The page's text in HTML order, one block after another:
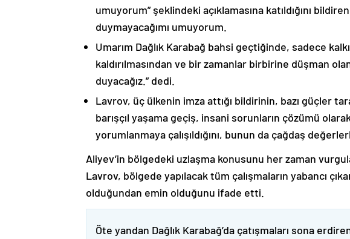
umuyorum” şeklindeki açıklamasına katıldığını
duymayacağımı umuyorum.
Umarım Dağlık Karabağ bahsi geçtiğinde, sadece
kaldırılmasından ve bir zamanlar birbirine düşman
duyacağız.” dedi.
Lavrov, üç ülkenin imza attığı bildirinin, bazı güçler
barışçıl yaşama geçiş, insani sorunların çözümü
yorumlanmaya çalışıldığını, bunun da çağdaş
Aliyev’in bölgedeki uzlaşma konusunu her zaman
Lavrov, bölgede yapılacak tüm çalışmaların yabancı
olduğundan emin olduğunu ifade etti.
Öte yandan Dağlık Karabağ’da çatışmaları sona